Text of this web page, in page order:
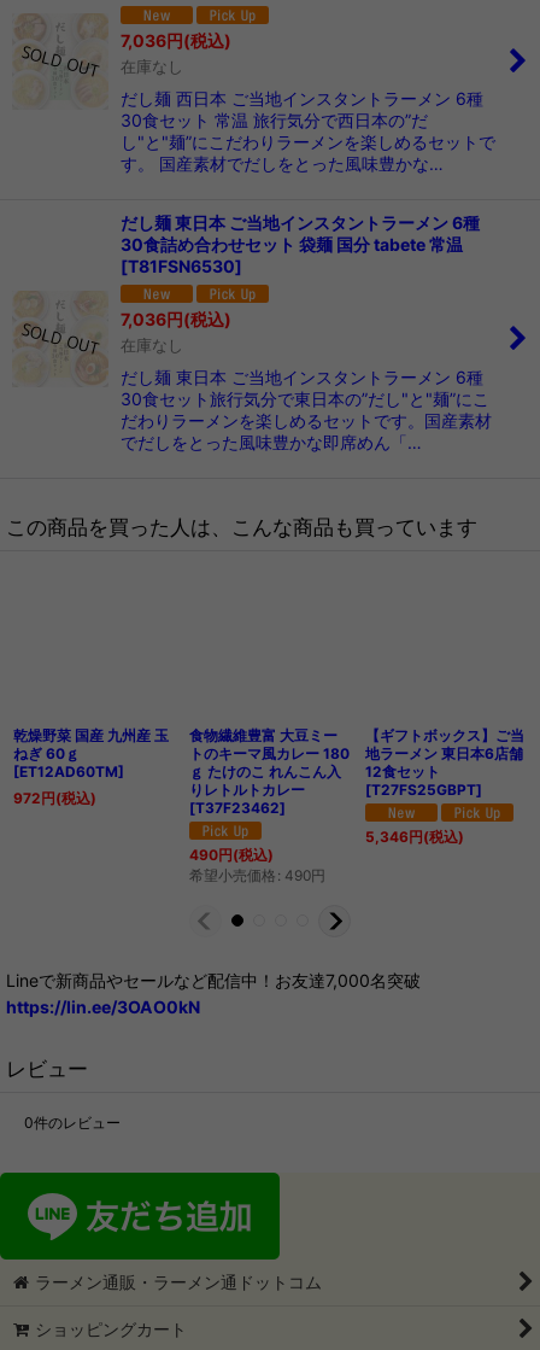
7,036円(税込)
在庫なし
だし麺 西日本 ご当地インスタントラーメン 6種
30食セット 常温 旅行気分で西日本の”だ
し"と"麺”にこだわりラーメンを楽しめるセットで
す。 国産素材でだしをとった風味豊かな…
だし麺 東日本 ご当地インスタントラーメン 6種
30食詰め合わせセット 袋麺 国分 tabete 常温
[T81FSN6530]
7,036円(税込)
在庫なし
だし麺 東日本 ご当地インスタントラーメン 6種
30食セット旅行気分で東日本の”だし"と"麺”にこ
だわりラーメンを楽しめるセットです。国産素材
でだしをとった風味豊かな即席めん「…
この商品を買った人は、こんな商品も買っています
乾燥野菜 国産 九州産 玉
ねぎ 60ｇ
[ET12AD60TM]
972 円(税込)
食物繊維豊富 大豆ミー
トのキーマ風カレー 180
ｇ たけのこ れんこん入
りレトルトカレー
[T37F23462]
490円(税込)
希望小売価格 : 490円
【ギフトボックス】ご当
地ラーメン 東日本6店舗
12食セット
[T27FS25GBPT]
5,346 円(税込)
Lineで新商品やセールなど配信中！お友達7,000名突破
https://lin.ee/3OAO0kN
レビュー
0件のレビュー
ラーメン通販・ラーメン通ドットコム
ショッピングカート